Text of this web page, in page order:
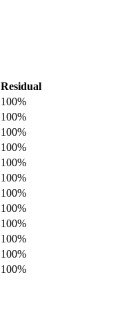
Residual
100%
100%
100%
100%
100%
100%
100%
100%
100%
100%
100%
100%